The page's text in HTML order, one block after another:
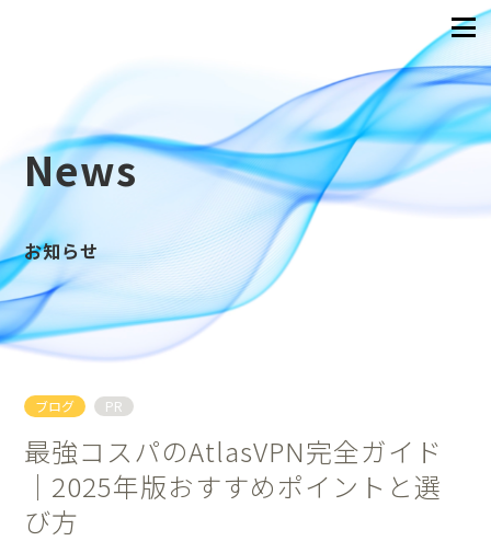
News
お知らせ
ブログ PR
最強コスパのAtlasVPN完全ガイド
｜2025年版おすすめポイントと選
び方